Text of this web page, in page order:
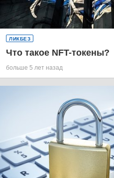
ЛИКБЕЗ
Что такое NFT-токены?
больше 5 лет назад